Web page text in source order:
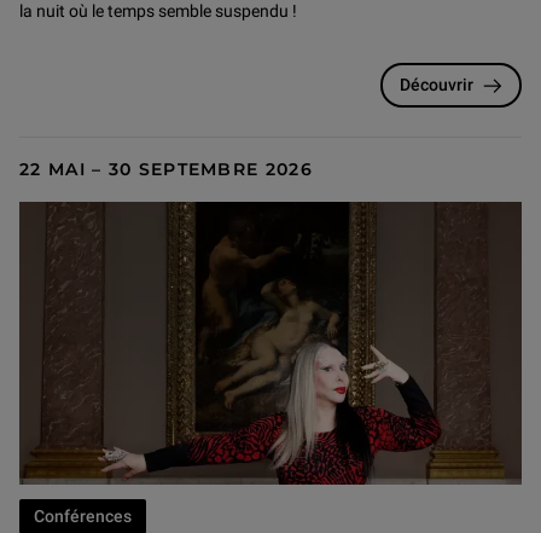
la nuit où le temps semble suspendu !
Découvrir
22 MAI – 30 SEPTEMBRE 2026
Conférences